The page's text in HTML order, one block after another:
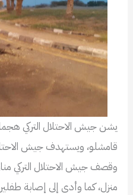
يشن جيش الاحتلال التركي
قامشلو، ويستهدف جيش
وقصف جيش الاحتلال التركي
منزل، كما وأدى إلى إصابة